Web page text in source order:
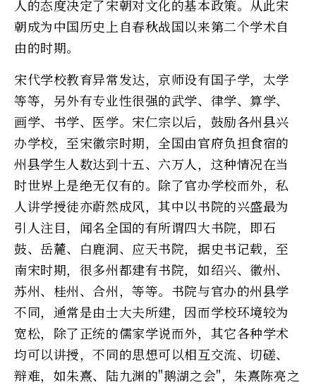
人的态度决定了宋朝对文化的基本政策。从此宋
朝成为中国历史上自春秋战国以来第二个学术自
由的时期。
宋代学校教育异常发达，京师设有国子学，太学
等等，另外有专业性很强的武学、律学、算学、
画学、书学、医学。宋仁宗以后，鼓励各州县兴
办学校，至宋徽宗时期，全国由官府负担食宿的
州县学生人数达到十五、六万人，这种情况在当
时世界上是绝无仅有的。除了官办学校而外，私
人讲学授徒亦蔚然成风，其中以书院的兴盛最为
引人注目，闻名全国的有所谓四大书院，即石
鼓、岳麓、白鹿洞、应天书院，据史书记载，至
南宋时期，很多州都建有书院，如绍兴、徽州、
苏州、桂州、合州，等等。书院与官办的州县学
不同，通常是由士大夫所建，因而学校环境较为
宽松，除了正统的儒家学说而外，其它各种学术
均可以讲授，不同的思想可以相互交流、切磋、
辩难，如朱熹、陆九渊的"鹅湖之会"，朱熹陈亮之